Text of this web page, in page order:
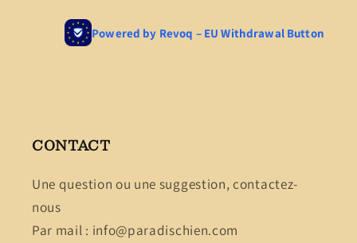
CONTACT
Une question ou une suggestion, contactez-
nous
Par mail : info@paradischien.com